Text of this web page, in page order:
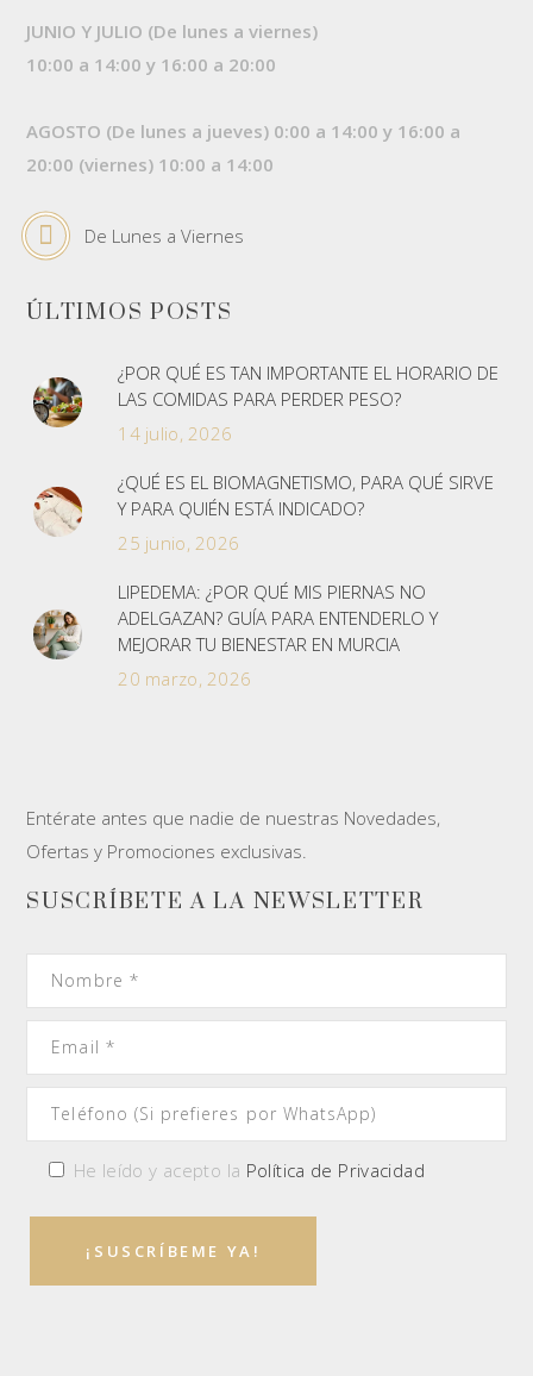
JUNIO Y JULIO (De lunes a viernes)
10:00 a 14:00 y 16:00 a 20:00
AGOSTO (De lunes a jueves) 0:00 a 14:00 y 16:00 a
20:00 (viernes) 10:00 a 14:00
De Lunes a Viernes
ÚLTIMOS POSTS
¿POR QUÉ ES TAN IMPORTANTE EL HORARIO DE
LAS COMIDAS PARA PERDER PESO?
14 julio, 2026
¿QUÉ ES EL BIOMAGNETISMO, PARA QUÉ SIRVE
Y PARA QUIÉN ESTÁ INDICADO?
25 junio, 2026
LIPEDEMA: ¿POR QUÉ MIS PIERNAS NO
ADELGAZAN? GUÍA PARA ENTENDERLO Y
MEJORAR TU BIENESTAR EN MURCIA
20 marzo, 2026
Entérate antes que nadie de nuestras Novedades,
Ofertas y Promociones exclusivas.
SUSCRÍBETE A LA NEWSLETTER
He leído y acepto la Política de Privacidad